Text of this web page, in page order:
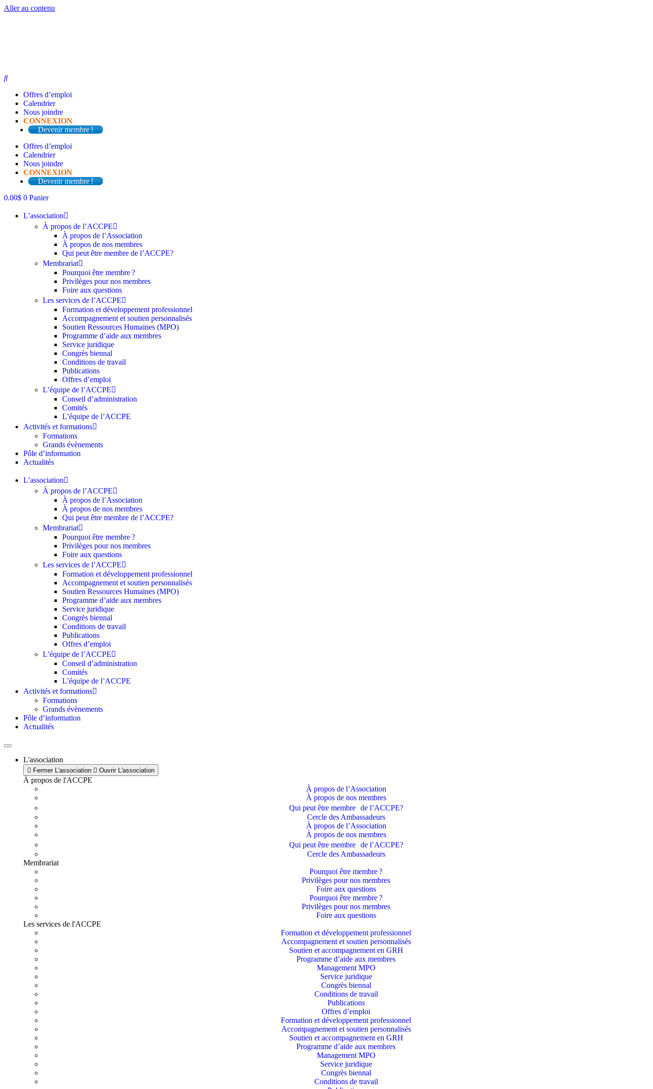
Aller au contenu
Offres d’emploi
Calendrier
Nous joindre
CONNEXION
Devenir membre !
Offres d’emploi
Calendrier
Nous joindre
CONNEXION
Devenir membre !
0.00$ 0 Panier
L’association
À propos de l’ACCPE
À propos de l’Association
À propos de nos membres
Qui peut être membre de l’ACCPE?
Membrariat
Pourquoi être membre ?​
Privilèges pour nos membres​
Foire aux questions
Les services de l’ACCPE
Formation et développement professionnel
Accompagnement et soutien personnalisés
Soutien Ressources Humaines (MPO)
Programme d’aide aux membres
Service juridique
Congrès biennal
Conditions de travail
Publications
Offres d’emploi
L’équipe de l’ACCPE
Conseil d’administration
Comités
L’équipe de l’ACCPE
Activités et formations
Formations
Grands évènements
Pôle d’information
Actualités
L’association
À propos de l’ACCPE
À propos de l’Association
À propos de nos membres
Qui peut être membre de l’ACCPE?
Membrariat
Pourquoi être membre ?​
Privilèges pour nos membres​
Foire aux questions
Les services de l’ACCPE
Formation et développement professionnel
Accompagnement et soutien personnalisés
Soutien Ressources Humaines (MPO)
Programme d’aide aux membres
Service juridique
Congrès biennal
Conditions de travail
Publications
Offres d’emploi
L’équipe de l’ACCPE
Conseil d’administration
Comités
L’équipe de l’ACCPE
Activités et formations
Formations
Grands évènements
Pôle d’information
Actualités
L'association
Fermer L'association Ouvrir L'association
À propos de l'ACCPE
À propos de l’Association
À propos de nos membres
Qui peut être membre de l’ACCPE?
Cercle des Ambassadeurs
À propos de l’Association
À propos de nos membres
Qui peut être membre de l’ACCPE?
Cercle des Ambassadeurs
Membrariat
Pourquoi être membre ?​
Privilèges pour nos membres​
Foire aux questions
Pourquoi être membre ?​
Privilèges pour nos membres​
Foire aux questions
Les services de l'ACCPE
Formation et développement professionnel
Accompagnement et soutien personnalisés
Soutien et accompagnement en GRH
Programme d’aide aux membres
Management MPO
Service juridique
Congrès biennal
Conditions de travail
Publications
Offres d’emploi
Formation et développement professionnel
Accompagnement et soutien personnalisés
Soutien et accompagnement en GRH
Programme d’aide aux membres
Management MPO
Service juridique
Congrès biennal
Conditions de travail